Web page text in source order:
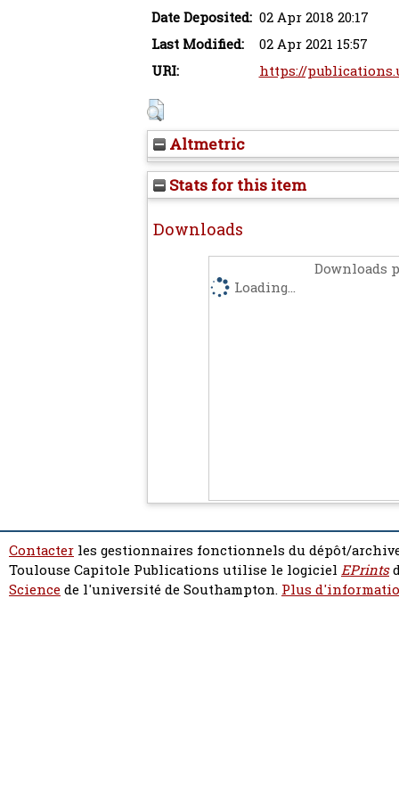
Date Deposited: 02 Apr 2018 20:17
Last Modified:
02 Apr 2021 15:57
URI:
https://
Altmetric
Stats for this item
Downloads
Downloads
Loading...
Contacter les gestionnaires fonctionnels du dépôt/
Toulouse Capitole Publications utilise le logiciel EPrints
Sciencede l'université de Southampton. Plus